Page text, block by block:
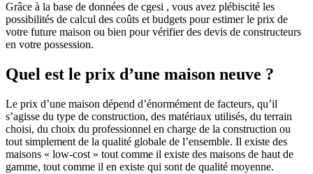
Grâce à la base de données de cgesi , vous avez plébiscité les
possibilités de calcul des coûts et budgets pour estimer le prix de
votre future maison ou bien pour vérifier des devis de constructeurs
en votre possession.
Quel est le prix d’une maison neuve ?
Le prix d’une maison dépend d’énormément de facteurs, qu’il
s’agisse du type de construction, des matériaux utilisés, du terrain
choisi, du choix du professionnel en charge de la construction ou
tout simplement de la qualité globale de l’ensemble. Il existe des
maisons « low-cost » tout comme il existe des maisons de haut de
gamme, tout comme il en existe qui sont de qualité moyenne.